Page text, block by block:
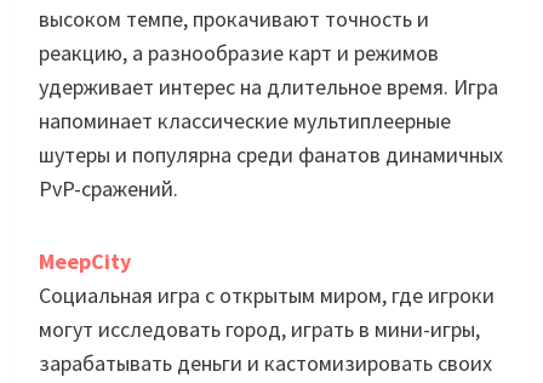
высоком темпе, прокачивают точность и
реакцию, а разнообразие карт и режимов
удерживает интерес на длительное время. Игра
напоминает классические мультиплеерные
шутеры и популярна среди фанатов динамичных
PvP-сражений.
MeepCity
Социальная игра с открытым миром, где игроки
могут исследовать город, играть в мини-игры,
зарабатывать деньги и кастомизировать своих